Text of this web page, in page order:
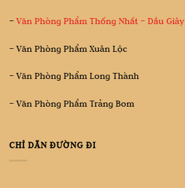
–Văn Phòng Phẩm Thống Nhất – Dầu Giây
– Văn Phòng Phẩm Xuân Lộc
– Văn Phòng Phẩm Long Thành
– Văn Phòng Phẩm Trảng Bom
CHỈ DẪN ĐƯỜNG ĐI